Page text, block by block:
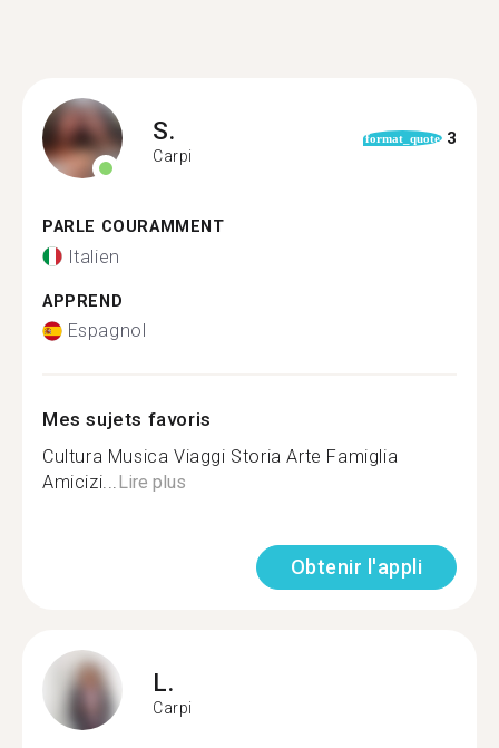
S.
Carpi
format_quote 3
PARLE COURAMMENT
Italien
APPREND
Espagnol
Mes sujets favoris
Cultura Musica Viaggi Storia Arte Famiglia
Amicizi...Lire plus
Obtenir l'appli
L.
Carpi